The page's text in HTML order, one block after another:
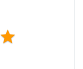
star